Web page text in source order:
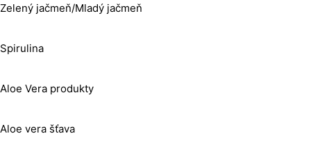
Zelený jačmeň/Mladý jačmeň
Spirulina
Aloe Vera produkty
Aloe vera šťava